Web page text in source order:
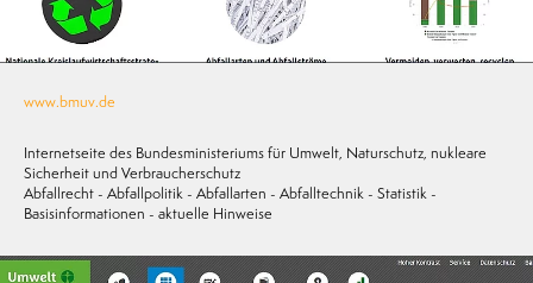
www.bmuv.de
Internetseite des Bundesministeriums für Umwelt, Naturschutz, nukleare
Sicherheit und Verbraucherschutz
Abfallrecht - Abfallpolitik - Abfallarten - Abfalltechnik - Statistik -
Basisinformationen - aktuelle Hinweise